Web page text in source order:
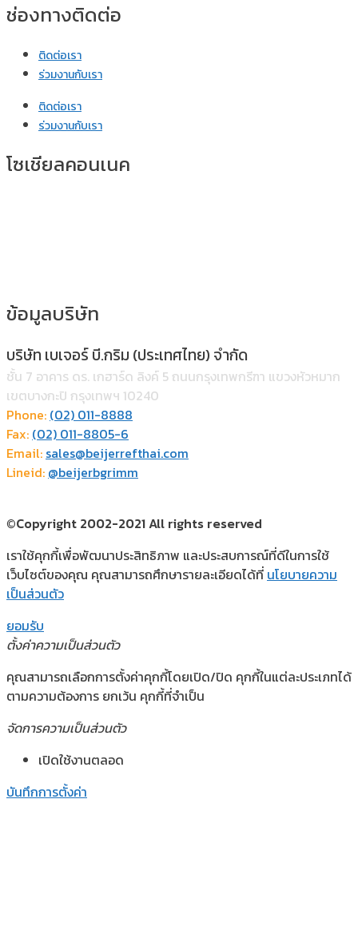
ช่องทางติดต่อ
ติดต่อเรา
ร่วมงานกับเรา
ติดต่อเรา
ร่วมงานกับเรา
โซเชียลคอนเนค
ข้อมูลบริษัท
บริษัท เบเจอร์ บี.กริม (ประเทศไทย) จำกัด
ชั้น 7 อาคาร ดร. เกฮาร์ด ลิงค์ 5 ถนนกรุงเทพกรีฑา แขวงหัวหมาก
เขตบางกะปิ กรุงเทพฯ 10240
Phone: (02) 011-8888
Fax: (02) 011-8805-6
Email: sales@beijerrefthai.com
Lineid: @beijerbgrimm
©Copyright 2002-2021 All rights reserved
เราใช้คุกกี้เพื่อพัฒนาประสิทธิภาพ และประสบการณ์ที่ดีในการใช้
เว็บไซต์ของคุณ คุณสามารถศึกษารายละเอียดได้ที่ นโยบายความ
เป็นส่วนตัว
ยอมรับ
ตั้งค่าความเป็นส่วนตัว
คุณสามารถเลือกการตั้งค่าคุกกี้โดยเปิด/ปิด คุกกี้ในแต่ละประเภทได้
ตามความต้องการ ยกเว้น คุกกี้ที่จำเป็น
จัดการความเป็นส่วนตัว
เปิดใช้งานตลอด
บันทึกการตั้งค่า